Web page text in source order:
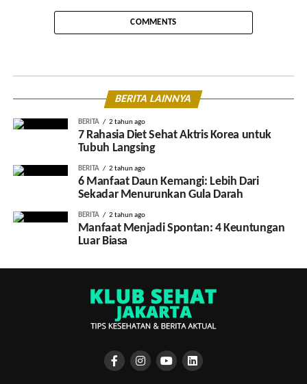
COMMENTS
BERITA LAINNYA
BERITA 2 tahun ago
7 Rahasia Diet Sehat Aktris Korea untuk
Tubuh Langsing
BERITA 2 tahun ago
6 Manfaat Daun Kemangi: Lebih Dari
Sekadar Menurunkan Gula Darah
BERITA 2 tahun ago
Manfaat Menjadi Spontan: 4 Keuntungan
Luar Biasa